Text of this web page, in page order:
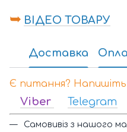
➥ ВІДЕО ТОВАРУ
Доставка
Є питання?
Viber Telegram
Самовивіз з нашого